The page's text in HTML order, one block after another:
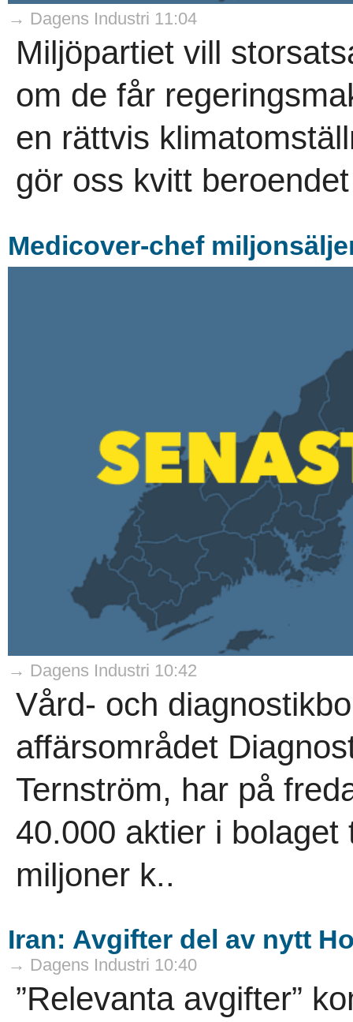
→ Dagens Industri 11:04
Miljöpartiet vill
om de får
en rättvis
gör oss kvitt
Medicover-chef
→ Dagens Industri 10:42
Vård- och
affärsområdet
Ternström, har på
40.000 aktier i
miljoner k..
Iran: Avgifter del av nytt
→ Dagens Industri 10:40
”Relevanta avgifter”